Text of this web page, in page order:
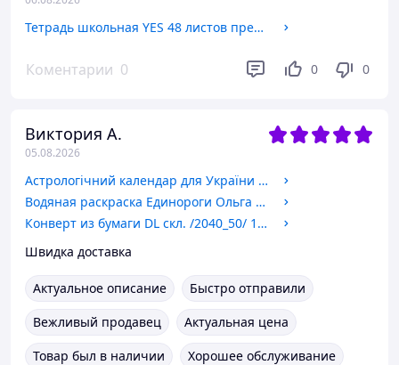
Тетрадь школьная YES 48 листов предметный набор 8 штук Ukraine forever выборочный гибридный лак микс
Коментарии 0 0 0
Виктория А.
05.08.2026
Астрологічний календар для України 2027 (Осипенко Олена) УКРАЇНСЬКОЮ МОВОЮ
Водяная раскраска Единороги Ольга Романова серия Новые водяные раскраски издательство Ранок
Конверт из бумаги DL скл. /2040_50/ 110*220мм белый
Швидка доставка
Актуальное описание
Быстро отправили
Вежливый продавец
Актуальная цена
Товар был в наличии
Хорошее обслуживание